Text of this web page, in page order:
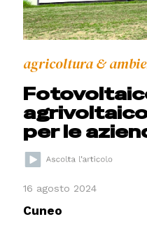
agricoltura &
per le
16 agosto 2024
Cuneo